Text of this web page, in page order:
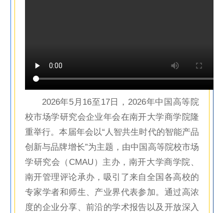
2026年5月16至17日，2026年中国高等院
校市场学研究会企业年会在南开大学商学院隆
重举行。本届年会以“人智共生时代的智能产品
创新与品牌增长”为主题，由中国高等院校市场
学研究会（CMAU）主办，南开大学商学院、
南开管理评论承办，吸引了来自全国各高校的
专家学者和师生、产业界代表参加。通过高浓
度的企业分享、前沿的学术报告以及开放深入